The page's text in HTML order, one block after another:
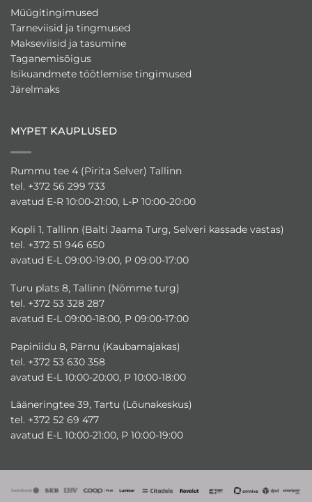
Müügitingimused
Tarneviisid ja tingmused
Makseviisid ja tasumine
Taganemisõigus
Isikuandmete töötlemise tingimused
Järelmaks
MYPET KAUPLUSED
Rummu tee 4 (Pirita Selver) Tallinn
tel. +372 56 299 733
avatud E-R 10:00-21:00, L-P 10:00-20:00
Kopli 1, Tallinn (Balti Jaama Turg, Selveri kassade vastas)
tel. +372 51 946 650
avatud E-L 09:00-19:00, P 09:00-17:00
Turu plats 8, Tallinn (Nõmme turg)
tel. +372 53 328 287
avatud E-L 09:00-18:00, P 09:00-17:00
Papiniidu 8, Pärnu (Kaubamajakas)
tel. +372 53 630 358
avatud E-L 10:00-20:00, P 10:00-18:00
Lääneringtee 39, Tartu (Lõunakeskus)
tel. +372 52 69 477
avatud E-L 10:00-21:00, P 10:00-19:00